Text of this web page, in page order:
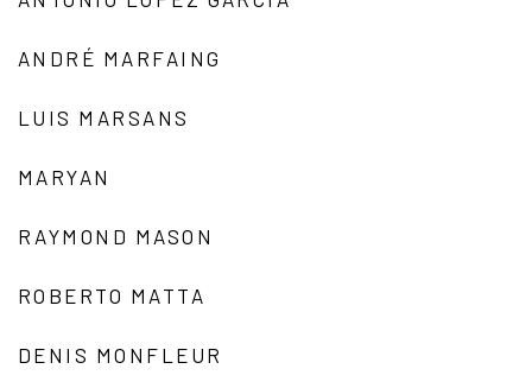
ANDRÉ MARFAING
LUIS MARSANS
MARYAN
RAYMOND MASON
ROBERTO MATTA
DENIS MONFLEUR